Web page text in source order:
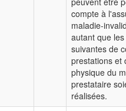
compte à
maladie-
autant que
suivantes de
prestations et
physique du
prestataire
réalisées.